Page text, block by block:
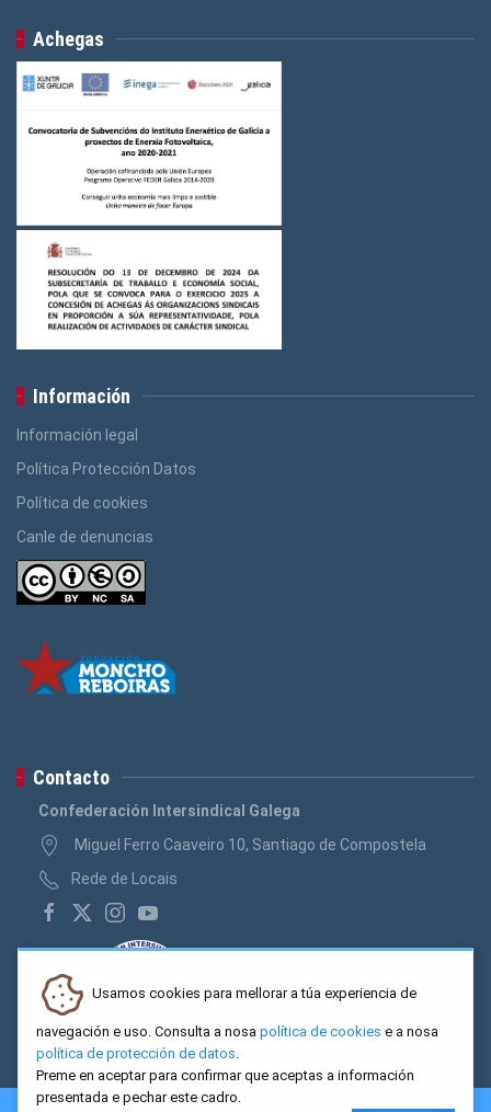
Achegas
Información
Información legal
Política Protección Datos
Política de cookies
Canle de denuncias
Contacto
Confederación Intersindical Galega
Miguel Ferro Caaveiro 10, Santiago de Compostela
Rede de Locais
Usamos cookies para mellorar a túa experiencia de
navegación e uso. Consulta a nosa política de cookies e a nosa
política de protección de datos.
Preme en aceptar para confirmar que aceptas a información
presentada e pechar este cadro.